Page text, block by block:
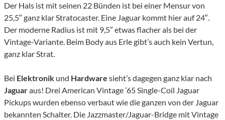
Der Hals ist mit seinen 22 Bünden ist bei einer Mensur von
25,5″ ganz klar Stratocaster. Eine Jaguar kommt hier auf 24″.
Der moderne Radius ist mit 9,5″ etwas flacher als bei der
Vintage-Variante. Beim Body aus Erle gibt’s auch kein Vertun,
ganz klar Strat.
Bei Elektronik und Hardware sieht’s dagegen ganz klar nach
Jaguaraus! Drei American Vintage ’65 Single-Coil Jaguar
Pickups wurden ebenso verbaut wie die ganzen von der Jaguar
bekannten Schalter. Die Jazzmaster/Jaguar-Bridge mit Vintage